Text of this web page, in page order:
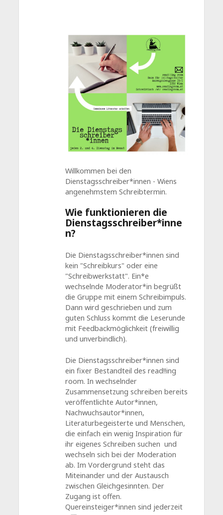
Willkommen bei den
Dienstagsschreiber*innen - Wiens
angenehmstem Schreibtermin.
Wie funktionieren die
Dienstagsschreiber*inne
n?
Die Dienstagsschreiber*innen sind
kein "Schreibkurs" oder eine
"Schreibwerkstatt". Ein*e
wechselnde Moderator*in begrüßt
die Gruppe mit einem Schreibimpuls.
Dann wird geschrieben und zum
guten Schluss kommt die Leserunde
mit Feedbackmöglichkeit (freiwillig
und unverbindlich).
Die Dienstagsschreiber*innen sind
ein fixer Bestandteil des read!!ing
room. In wechselnder
Zusammensetzung schreiben bereits
veröffentlichte Autor*innen,
Nachwuchsautor*innen,
Literaturbegeisterte und Menschen,
die einfach ein wenig Inspiration für
ihr eigenes Schreiben suchen und
wechseln sich bei der Moderation
ab. Im Vordergrund steht das
Miteinander und der Austausch
zwischen Gleichgesinnten. Der
Zugang ist offen.
Quereinsteiger*innen sind jederzeit